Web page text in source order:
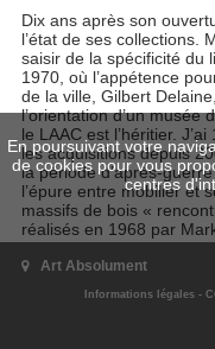
Dix ans après son
l’état de ses collections.
saisir de la spécificité du
1970, où l’appétence
de la ville, Gilbert
l’orientation d’un musée
le LAAC est l’héritier.
les acquisitions depuis
la période d’après-
l’épure entre mobilier et
massifs de bois «
réalisés en 1968 par
2006. [...]
Extrait de l'article de
Art Absolument
Informations légales -
En poursuivant votre
de cookies pour vous
centres